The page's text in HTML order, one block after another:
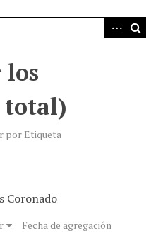
los
total)
por Etiqueta
Coronado
Fecha de agregación